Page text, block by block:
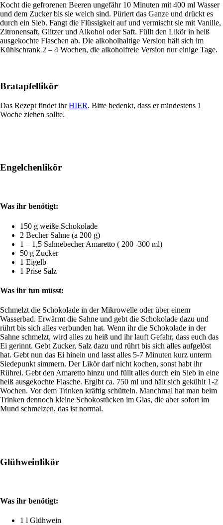
Kocht die gefrorenen Beeren ungefähr 10 Minuten mit 400 ml Wasser
und dem Zucker bis sie weich sind. Püriert das Ganze und drückt es
durch ein Sieb. Fangt die Flüssigkeit auf und vermischt sie mit Vanille,
Zitronensaft, Glitzer und Alkohol oder Saft. Füllt den Likör in heiß
ausgekochte Flaschen ab. Die alkoholhaltige Version hält sich im
Kühlschrank 2 – 4 Wochen, die alkoholfreie Version nur einige Tage.
Bratapfellikör
Das Rezept findet ihrHIER. Bitte bedenkt, dass er mindestens 1
Woche ziehen sollte.
Engelchenlikör
Was ihr benötigt:
150 g weiße Schokolade
2 Becher Sahne (a 200 g)
1 – 1,5 Sahnebecher Amaretto ( 200 -300 ml)
50 g Zucker
1 Eigelb
1 Prise Salz
Was ihr tun müsst:
Schmelzt die Schokolade in der Mikrowelle oder über einem
Wasserbad. Erwärmt die Sahne und gebt die Schokolade dazu und
rührt bis sich alles verbunden hat. Wenn ihr die Schokolade in der
Sahne schmelzt, wird alles zu heiß und ihr lauft Gefahr, dass euch das
Ei gerinnt. Gebt Zucker, Salz dazu und rührt bis sich alles aufgelöst
hat. Gebt nun das Ei hinein und lasst alles 5-7 Minuten kurz unterm
Siedepunkt simmern. Der Likör darf nicht kochen, sonst habt ihr
Rührei. Gebt den Amaretto hinzu und füllt alles durch ein Sieb in eine
heiß ausgekochte Flasche. Ergibt ca. 750 ml und hält sich gekühlt 1-2
Wochen. Vor dem Trinken kräftig schütteln. Manchmal hat man beim
Trinken dennoch kleine Schokostücken im Glas, die aber sofort im
Mund schmelzen, das ist normal.
Glühweinlikör
Was ihr benötigt:
1 l Glühwein